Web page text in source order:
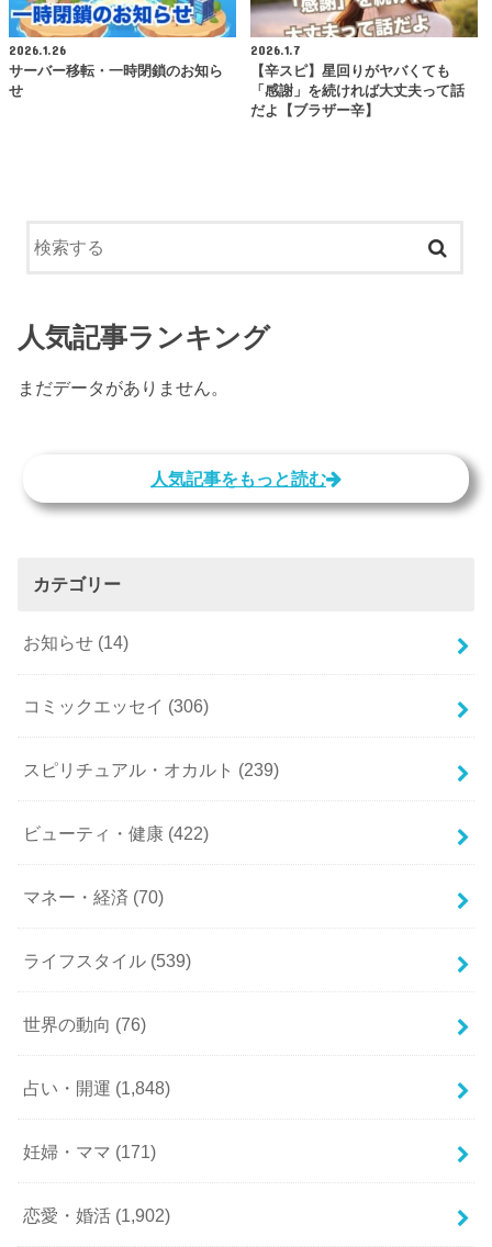
2026.1.26
サーバー移転・一時閉鎖のお知ら
せ
2026.1.7
【辛スピ】星回りがヤバくても
「感謝」を続ければ大丈夫って話
だよ【ブラザー辛】
人気記事ランキング
まだデータがありません。
人気記事をもっと読む
カテゴリー
お知らせ (14)
コミックエッセイ (306)
スピリチュアル・オカルト (239)
ビューティ・健康 (422)
マネー・経済 (70)
ライフスタイル (539)
世界の動向 (76)
占い・開運 (1,848)
妊婦・ママ (171)
恋愛・婚活 (1,902)